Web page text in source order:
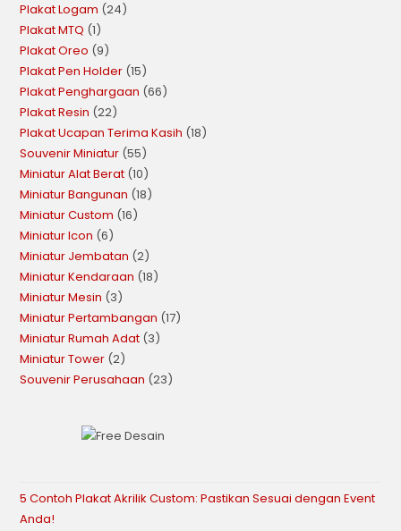
Plakat Logam 24
Plakat MTQ 1
Plakat Oreo 9
Plakat Pen Holder 15
Plakat Penghargaan 66
Plakat Resin 22
Plakat Ucapan Terima Kasih 18
Souvenir Miniatur 55
Miniatur Alat Berat 10
Miniatur Bangunan 18
Miniatur Custom 16
Miniatur Icon 6
Miniatur Jembatan 2
Miniatur Kendaraan 18
Miniatur Mesin 3
Miniatur Pertambangan 17
Miniatur Rumah Adat 3
Miniatur Tower 2
Souvenir Perusahaan 23
5 Contoh Plakat Akrilik Custom: Pastikan Sesuai dengan Event
Anda!